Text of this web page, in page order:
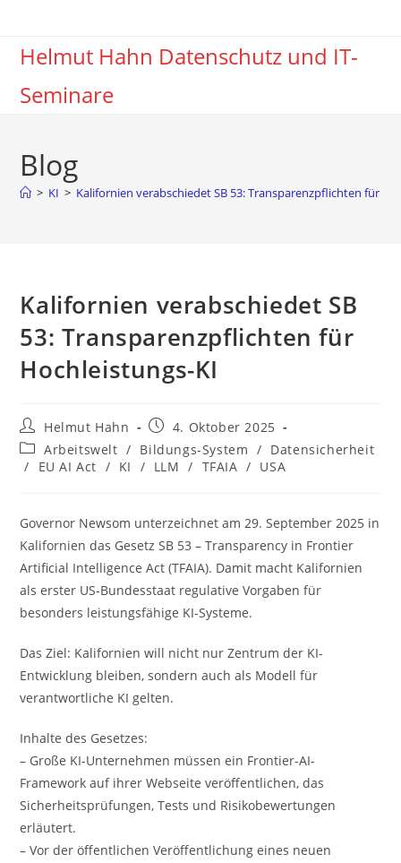
springenHelmut Hahn Datenschutz und IT-
Seminare
Blog
> KI > Kalifornien verabschiedet SB 53: Transparenzpflichten für
Kalifornien verabschiedet SB
53: Transparenzpflichten für
Hochleistungs-KI
Beitrags-
Autor:
Helmut Hahn
Beitrag
veröffentlicht:
4. Oktober 2025
Beitrags-
Kategorie:
Arbeitswelt / Bildungs-System / Datensicherheit
/
EU AI Act / KI / LLM / TFAIA / USA
Governor Newsom unterzeichnet am 29. September 2025 in
Kalifornien das Gesetz SB 53 – Transparency in Frontier
Artificial Intelligence Act (TFAIA). Damit macht Kalifornien
als erster US-Bundesstaat regulative Vorgaben für
besonders leistungsfähige KI-Systeme.
Das Ziel: Kalifornien will nicht nur Zentrum der KI-
Entwicklung bleiben, sondern auch als Modell für
verantwortliche KI gelten.
Inhalte des Gesetzes:
– Große KI-Unternehmen müssen ein Frontier-AI-
Framework auf ihrer Webseite veröffentlichen, das
Sicherheitsprüfungen, Tests und Risikobewertungen
erläutert.
– Vor der öffentlichen Veröffentlichung eines neuen